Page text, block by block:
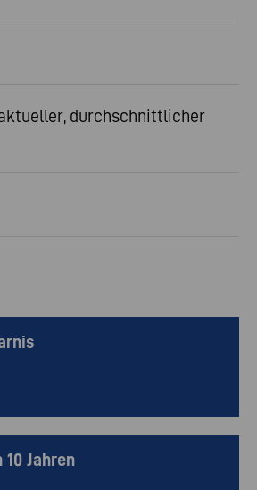
durchschnittlicher
Jahren